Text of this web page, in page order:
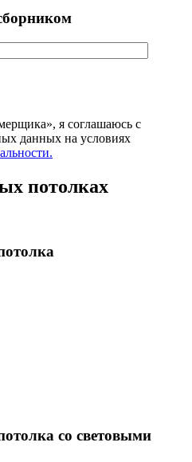
я соглашаюсь c
данных на условиях
потолках
со световыми